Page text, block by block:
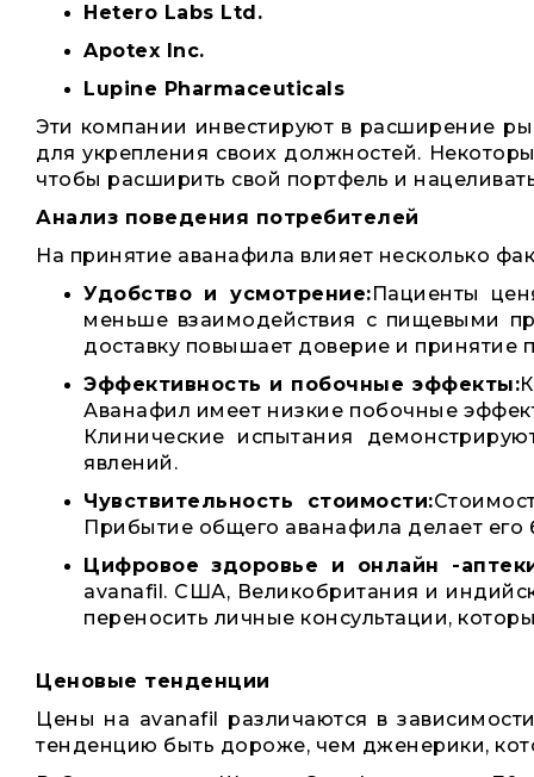
Hetero Labs Ltd.
Apotex Inc.
Lupine Pharmaceuticals
Эти компании инвестируют в расширение
для укрепления своих должностей.
чтобы расширить свой портфель и
Анализ поведения потребителей
На принятие аванафила влияет несколько
Удобство и усмотрение:Пациенты
меньше взаимодействия с пищевыми
доставку повышает доверие и принятие
Эффективность и побочные эффекты:
Аванафил имеет низкие побочные
Клинические испытания
явлений.
Чувствительность стоимости:
Прибытие общего аванафила делает его
Цифровое здоровье и онлайн -
avanafil. США, Великобритания и
переносить личные консультации,
Ценовые тенденции
Цены на avanafil различаются в
тенденцию быть дороже, чем дженерики,